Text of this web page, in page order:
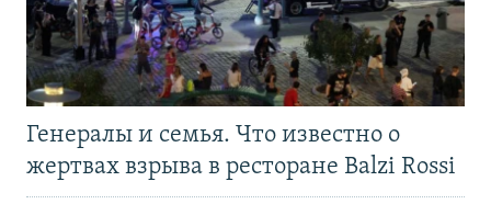
Генералы и семья. Что известно о
жертвах взрыва в ресторане Balzi Rossi